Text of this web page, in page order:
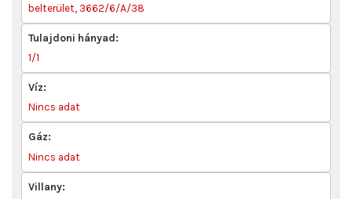
belterület, 3662/6/A/38
Tulajdoni hányad:
1/1
Víz:
Nincs adat
Gáz:
Nincs adat
Villany: